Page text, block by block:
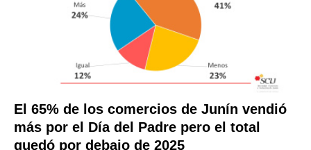
El 65% de los comercios de Junín vendió
más por el Día del Padre pero el total
quedó por debajo de 2025